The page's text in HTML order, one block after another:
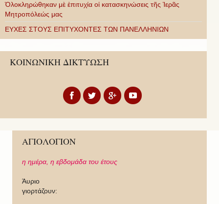
Ὁλοκληρώθηκαν μὲ ἐπιτυχία οἱ κατασκηνώσεις τῆς Ἱερᾶς
Μητροπόλεώς μας
ΕΥΧΕΣ ΣΤΟΥΣ ΕΠΙΤΥΧΟΝΤΕΣ ΤΩΝ ΠΑΝΕΛΛΗΝΙΩΝ
ΚΟΙΝΩΝΙΚΗ ΔΙΚΤΥΩΣΗ
ΑΓΙΟΛΟΓΙΟΝ
η ημέρα, η εβδομάδα του έτους
Άυριο
γιορτάζουν: